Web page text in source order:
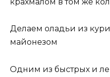
Делаем оладьи из
майонезом
Одним из быстрых и